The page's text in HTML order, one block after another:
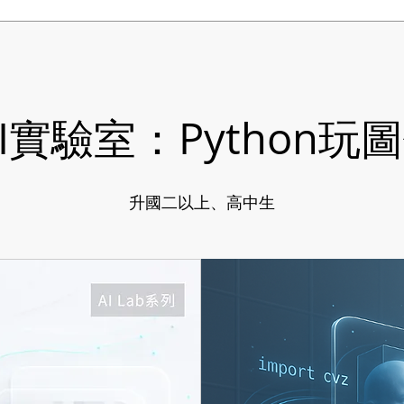
驗室：Python玩
升國二以上、高中生